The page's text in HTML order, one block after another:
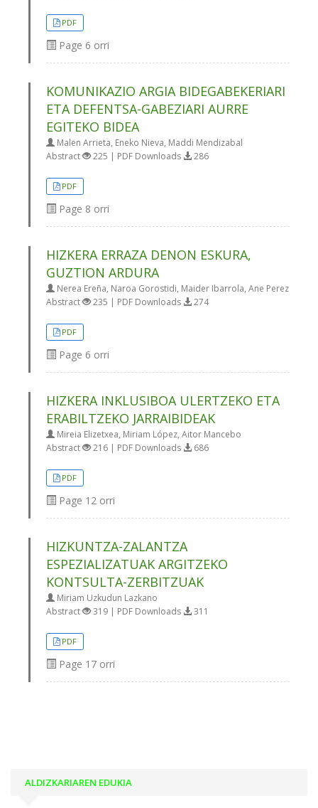
PDF
Page 6 orri
KOMUNIKAZIO ARGIA BIDEGABEKERIARI
ETA DEFENTSA-GABEZIARI AURRE
EGITEKO BIDEA
Malen Arrieta, Eneko Nieva, Maddi Mendizabal
Abstract
225 | PDF Downloads 286
PDF
Page 8 orri
HIZKERA ERRAZA DENON ESKURA,
GUZTION ARDURA
Nerea Ereña, Naroa Gorostidi, Maider Ibarrola, Ane Perez
Abstract
235 | PDF Downloads 274
PDF
Page 6 orri
HIZKERA INKLUSIBOA ULERTZEKO ETA
ERABILTZEKO JARRAIBIDEAK
Mireia Elizetxea, Miriam López, Aitor Mancebo
Abstract
216 | PDF Downloads 686
PDF
Page 12 orri
HIZKUNTZA-ZALANTZA
ESPEZIALIZATUAK ARGITZEKO
KONTSULTA-ZERBITZUAK
Miriam Uzkudun Lazkano
Abstract
319 | PDF Downloads 311
PDF
Page 17 orri
ALDIZKARIAREN EDUKIA